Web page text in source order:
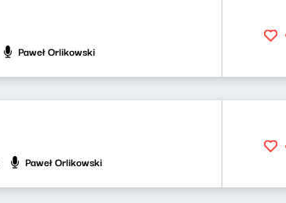
Paweł Orlikowski
Paweł Orlikowski